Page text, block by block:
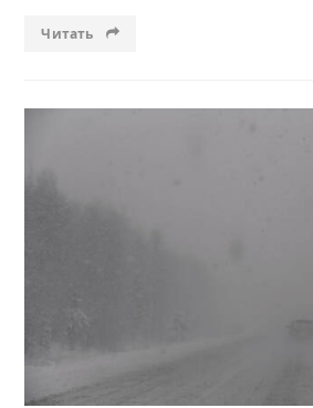
Читать